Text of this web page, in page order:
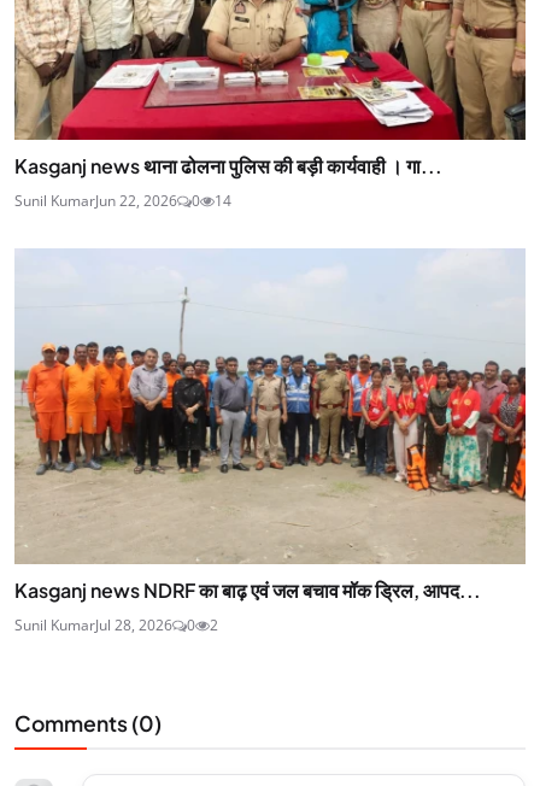
Kasganj news थाना ढोलना पुलिस की बड़ी कार्यवाही । गा...
Sunil KumarJun 22, 2026 0 14
Kasganj news NDRF का बाढ़ एवं जल बचाव मॉक ड्रिल, आपद...
Sunil KumarJul 28, 2026 0 2
Comments (0)